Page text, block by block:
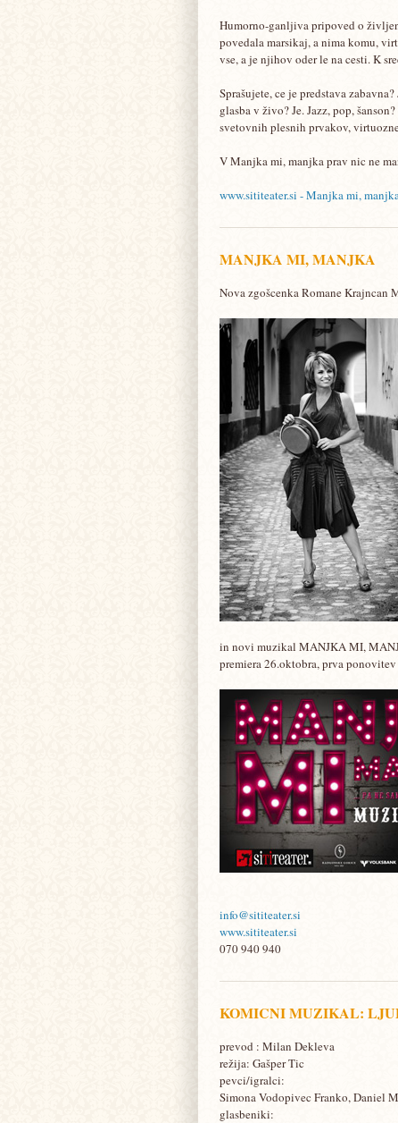
Humorno-ganljiva pripoved o
povedala marsikaj, a nima komu,
vse, a je njihov oder le na cesti. K
Sprašujete, ce je predstava
glasba v živo? Je. Jazz, pop,
svetovnih plesnih prvakov,
V Manjka mi, manjka prav nic ne
www.sititeater.si - Manjka mi,
MANJKA MI, MANJKA
Nova zgošcenka Romane
in novi muzikal MANJKA MI,
premiera 26.oktobra, prva
info@sititeater.si
www.sititeater.si
070 940 940
KOMICNI MUZIKAL:
prevod : Milan Dekleva
režija: Gašper Tic
pevci/igralci:
Simona Vodopivec Franko, Daniel
glasbeniki: